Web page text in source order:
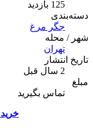
125 بازدید
دسته‌بندی
جگر مرغ
شهر / محله
تهران
تاریخ انتشار
2 سال قبل
مبلغ
تماس بگیرید